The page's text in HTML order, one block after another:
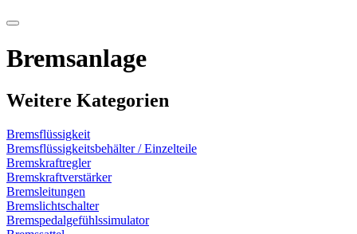
Bremsanlage
Weitere Kategorien
Bremsflüssigkeit
Bremsflüssigkeitsbehälter / Einzelteile
Bremskraftregler
Bremskraftverstärker
Bremsleitungen
Bremslichtschalter
Bremspedalgefühlssimulator